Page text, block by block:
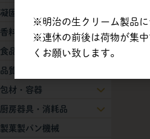
凝固剤
香料
食品添加物
品質保持剤
包材・容器
厨房器具・消耗品
製菓製パン機械
※明治の生クリーム製品に
※連休の前後は荷物が集中
くお願い致します。